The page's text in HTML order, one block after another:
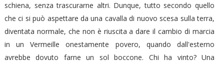
schiena, senza trascurarne altri. Dunque, tutto secondo quello
che ci si può aspettare da una cavalla di nuovo scesa sulla terra,
diventata normale, che non è riuscita a dare il cambio di marcia
in un Vermeille onestamente povero, quando dall'esterno
avrebbe dovuto farne un sol boccone. Chi ha vinto? Una